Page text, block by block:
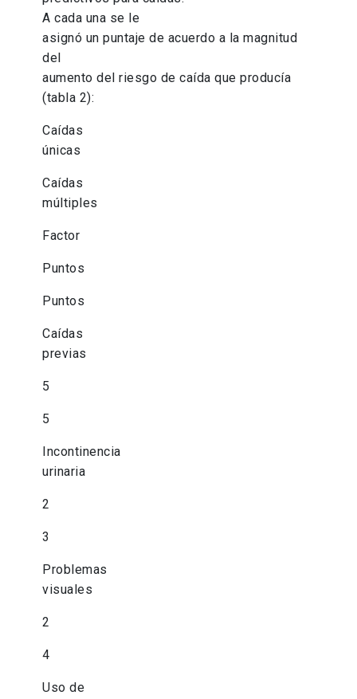
A cada una se le
asignó un puntaje de acuerdo a la magnitud
del
aumento del riesgo de caída que producía
(tabla 2):
Caídas
únicas
Caídas
múltiples
Factor
Puntos
Puntos
Caídas
previas
5
5
Incontinencia
urinaria
2
3
Problemas
visuales
2
4
Uso de